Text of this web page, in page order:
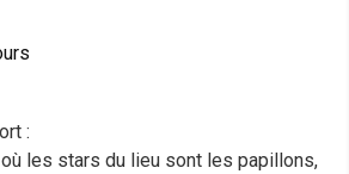
:
les stars du lieu sont les papillons,